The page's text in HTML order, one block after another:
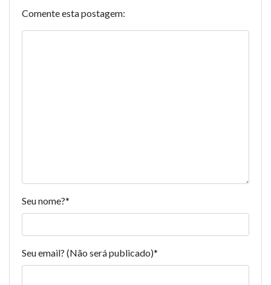
Comente esta postagem:
Seu nome?*
Seu email? (Não será publicado)*